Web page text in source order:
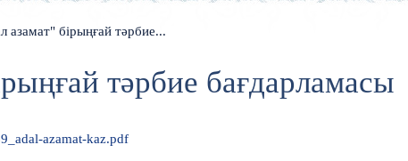
азамат" бірыңғай тәрбие...
тәрбие бағдарламасы
azamat-kaz.pdf